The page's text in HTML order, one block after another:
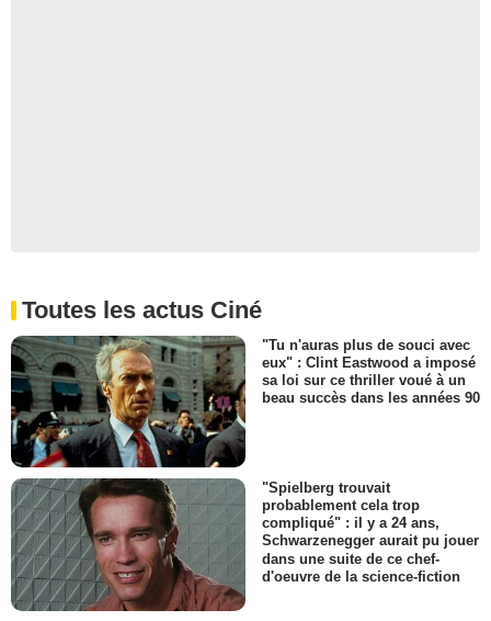
Toutes les actus Ciné
"Tu n'auras plus de souci avec
eux" : Clint Eastwood a imposé
sa loi sur ce thriller voué à un
beau succès dans les années 90
"Spielberg trouvait
probablement cela trop
compliqué" : il y a 24 ans,
Schwarzenegger aurait pu jouer
dans une suite de ce chef-
d'oeuvre de la science-fiction